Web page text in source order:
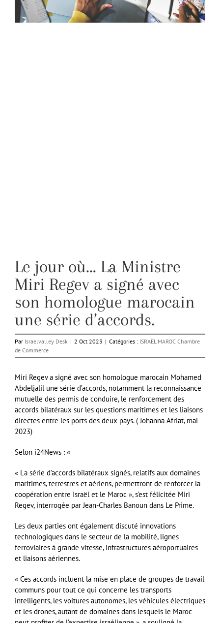
Le jour où… La Ministre
Miri Regev a signé avec
son homologue marocain
une série d’accords.
Par Israelvalley Desk | 2 Oct 2023 | Catégories : ISRAËL MAROC Chambre
de Commerce
Miri Regev a signé avec son homologue marocain Mohamed
Abdeljalil une série d’accords, notamment la reconnaissance
mutuelle des permis de conduire, le renforcement des
accords bilatéraux sur les questions maritimes et les liaisons
directes entre les ports des deux pays. (Johanna Afriat, mai
2023)
Selon i24News : «
« La série d’accords bilatéraux signés, relatifs aux domaines
maritimes, terrestres et aériens, permettront de renforcer la
coopération entre Israël et le Maroc », s’est félicitée Miri
Regev, interrogée par Jean-Charles Banoun dans Le Prime.
Les deux parties ont également discuté innovations
technologiques dans le secteur de la mobilité, lignes
ferroviaires à grande vitesse, infrastructures aéroportuaires
et liaisons aériennes.
« Ces accords incluent la mise en place de groupes de travail
communs pour tout ce qui concerne les transports
intelligents, les voitures autonomes, les véhicules électriques
et les drones, autant de domaines dans lesquels le Maroc